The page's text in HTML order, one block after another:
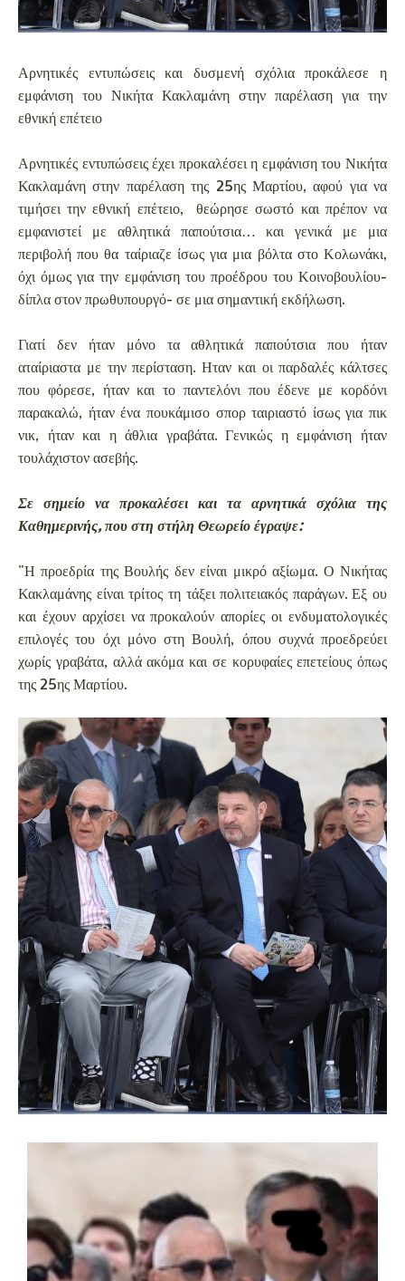
Αρνητικές εντυπώσεις και δυσμενή σχόλια προκάλεσε η
εμφάνιση του Νικήτα Κακλαμάνη στην παρέλαση για την
εθνική επέτειο
Αρνητικές εντυπώσεις έχει προκαλέσει η εμφάνιση του Νικήτα
Κακλαμάνη στην παρέλαση της 25ης Μαρτίου, αφού για να
τιμήσει την εθνική επέτειο, θεώρησε σωστό και πρέπον να
εμφανιστεί με αθλητικά παπούτσια… και γενικά με μια
περιβολή που θα ταίριαζε ίσως για μια βόλτα στο Κολωνάκι,
όχι όμως για την εμφάνιση του προέδρου του Κοινοβουλίου-
δίπλα στον πρωθυπουργό- σε μια σημαντική εκδήλωση.
Γιατί δεν ήταν μόνο τα αθλητικά παπούτσια που ήταν
αταίριαστα με την περίσταση. Ηταν και οι παρδαλές κάλτσες
που φόρεσε, ήταν και το παντελόνι που έδενε με κορδόνι
παρακαλώ, ήταν ένα πουκάμισο σπορ ταιριαστό ίσως για πικ
νικ, ήταν και η άθλια γραβάτα. Γενικώς η εμφάνιση ήταν
τουλάχιστον ασεβής.
Σε σημείο να προκαλέσει και τα αρνητικά σχόλια της
Καθημερινής, που στη στήλη Θεωρείο έγραψε:
"Η προεδρία της Βουλής δεν είναι μικρό αξίωμα. Ο Νικήτας
Κακλαμάνης είναι τρίτος τη τάξει πολιτειακός παράγων. Εξ ου
και έχουν αρχίσει να προκαλούν απορίες οι ενδυματολογικές
επιλογές του όχι μόνο στη Βουλή, όπου συχνά προεδρεύει
χωρίς γραβάτα, αλλά ακόμα και σε κορυφαίες επετείους όπως
της 25ης Μαρτίου.